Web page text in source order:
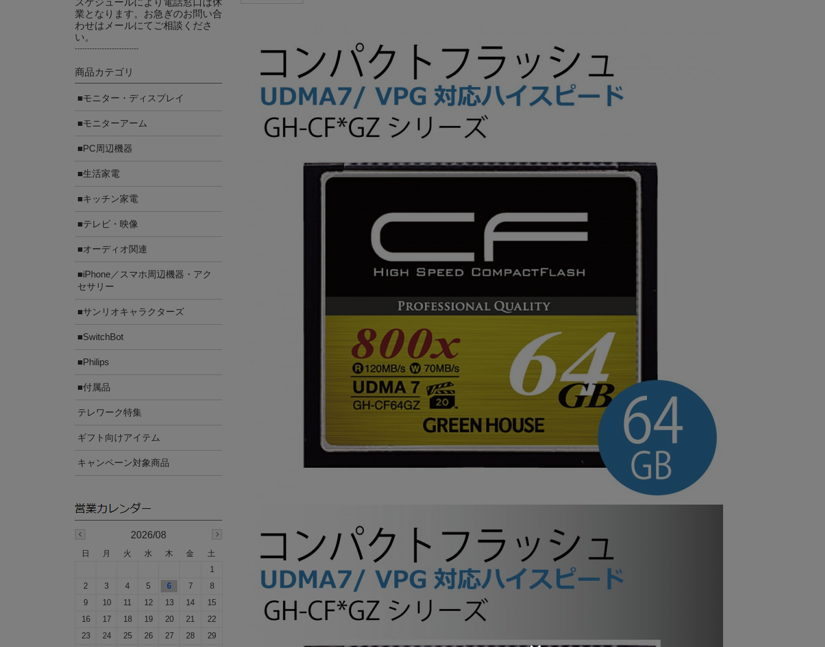
スケジュールにより電話窓口は休
業となります。お急ぎのお問い合
わせはメールにてご相談くださ
い。
--------------------------
商品カテゴリ
■モニター・ディスプレイ
■モニターアーム
■PC周辺機器
■生活家電
■キッチン家電
■テレビ・映像
■オーディオ関連
■iPhone／スマホ周辺機器・アク
セサリー
■サンリオキャラクターズ
■SwitchBot
■Philips
■付属品
テレワーク特集
ギフト向けアイテム
キャンペーン対象商品
2026/08
日 月 火 水 木 金
土
1
2
3 4 5 6 7
8
9
10 11 12 13 14
15
16
17 18 19 20 21
22
23
24 25 26 27 28
29